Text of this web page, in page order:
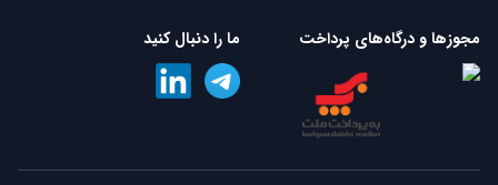
مجوزها و درگاه‌های پرداخت ما را دنبال کنید